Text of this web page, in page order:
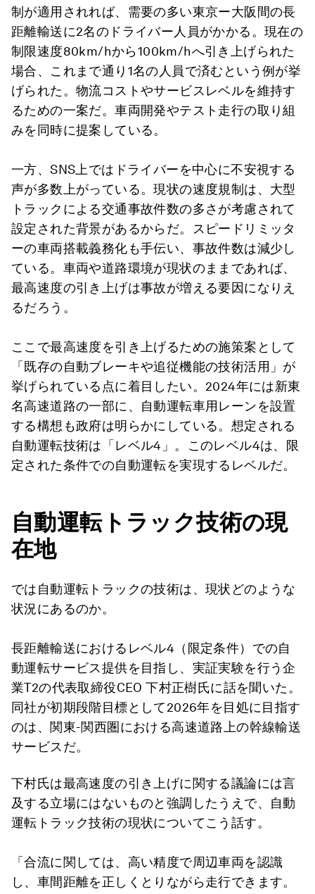
制が適用されれば、需要の多い東京ー大阪間の長
距離輸送に2名のドライバー人員がかかる。現在の
制限速度80km/hから100km/hへ引き上げられた
場合、これまで通り1名の人員で済むという例が挙
げられた。物流コストやサービスレベルを維持す
るための一案だ。車両開発やテスト走行の取り組
みを同時に提案している。
一方、SNS上ではドライバーを中心に不安視する
声が多数上がっている。現状の速度規制は、大型
トラックによる交通事故件数の多さが考慮されて
設定された背景があるからだ。スピードリミッタ
ーの車両搭載義務化も手伝い、事故件数は減少し
ている。車両や道路環境が現状のままであれば、
最高速度の引き上げは事故が増える要因になりえ
るだろう。
ここで最高速度を引き上げるための施策案として
「既存の自動ブレーキや追従機能の技術活用」が
挙げられている点に着目したい。2024年には新東
名高速道路の一部に、自動運転車用レーンを設置
する構想も政府は明らかにしている。想定される
自動運転技術は「レベル4」。このレベル4は、限
定された条件での自動運転を実現するレベルだ。
自動運転トラック技術の現
在地
では自動運転トラックの技術は、現状どのような
状況にあるのか。
長距離輸送におけるレベル4（限定条件）での自
動運転サービス提供を目指し、実証実験を行う企
業T2の代表取締役CEO 下村正樹氏に話を聞いた。
同社が初期段階目標として2026年を目処に目指す
のは、関東-関西圏における高速道路上の幹線輸送
サービスだ。
下村氏は最高速度の引き上げに関する議論には言
及する立場にはないものと強調したうえで、自動
運転トラック技術の現状についてこう話す。
「合流に関しては、高い精度で周辺車両を認識
し、車間距離を正しくとりながら走行できます。